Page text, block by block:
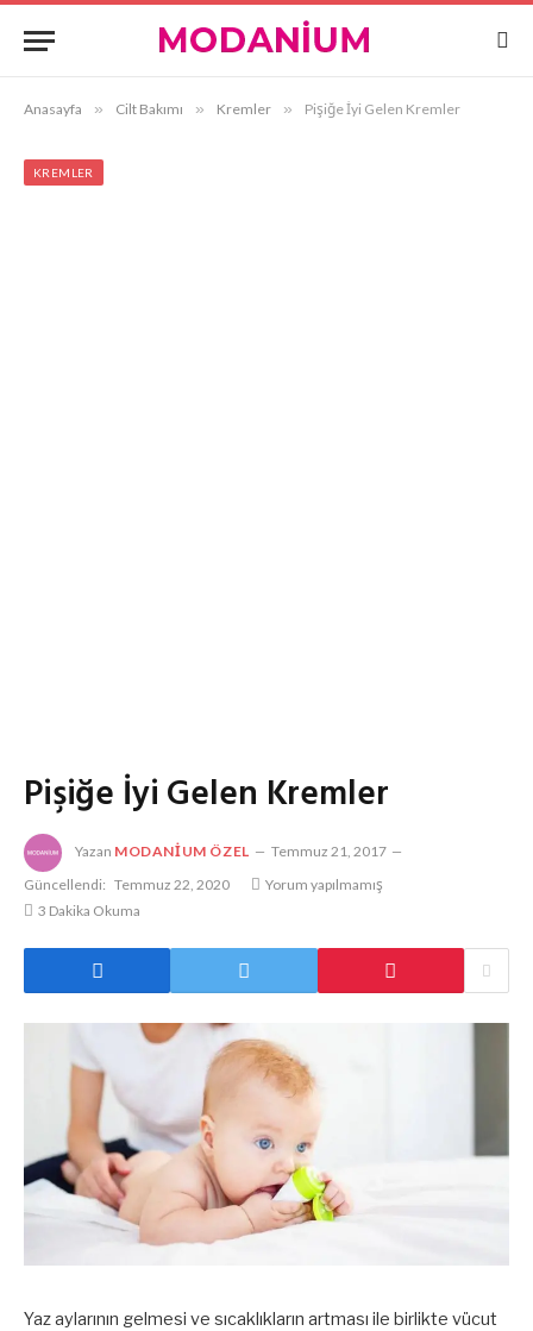
Anasayfa » Cilt Bakımı » Kremler » Pişiğe İyi Gelen Kremler
KREMLER
Pişiğe İyi Gelen Kremler
Yazan MODANIUM ÖZEL
Temmuz 21, 2017
Güncellendi: Temmuz 22, 2020
Yorum yapılmamış
3 Dakika Okuma
Yaz aylarının gelmesi ve sıcaklıkların artması ile birlikte vücut